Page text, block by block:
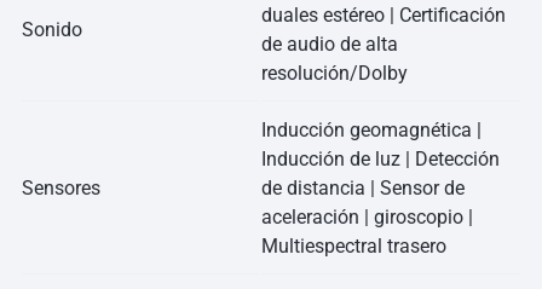
Sonido
duales estéreo | Certificación
de audio de alta
resolución/Dolby
Sensores
Inducción geomagnética |
Inducción de luz | Detección
de distancia | Sensor de
aceleración | giroscopio |
Multiespectral trasero